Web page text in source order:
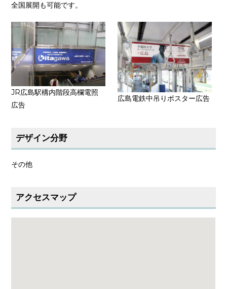
全国展開も可能です。
JR広島駅構内階段高欄電照
広告
広島電鉄中吊りポスター広告
デザイン分野
その他
アクセスマップ